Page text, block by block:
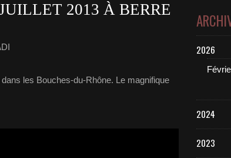
2013 À BERRE
les Bouches-du-Rhône. Le magnifique
2026
2024
2023